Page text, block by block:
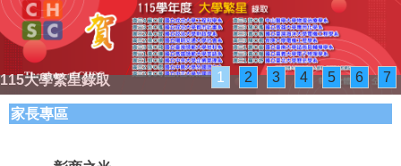
1 2 3 4 5 6 7
115大學繁星錄取
家長專區